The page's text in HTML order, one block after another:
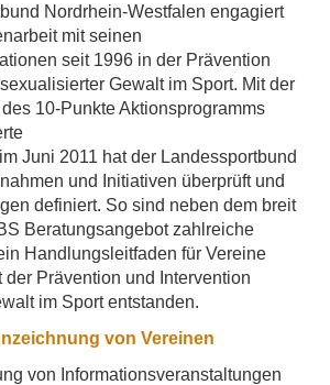
Nordrhein-Westfalen engagiert
mit seinen
seit 1996 in der Prävention
Gewalt im Sport. Mit der
10-Punkte Aktionsprogramms
Juni 2011 hat der Landessportbund
und Initiativen überprüft und
definiert. So sind neben dem breit
Beratungsangebot zahlreiche
Handlungsleitfaden für Vereine
der Prävention und Intervention
im Sport entstanden.
von Vereinen
von Informationsveranstaltungen